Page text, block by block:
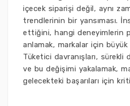
içecek siparişi değil, aynı
trendlerinin bir yansıması.
ettiğini, hangi deneyimlerin
anlamak, markalar için
Tüketici davranışları, sürekli
ve bu değişimi yakalamak,
gelecekteki başarıları için